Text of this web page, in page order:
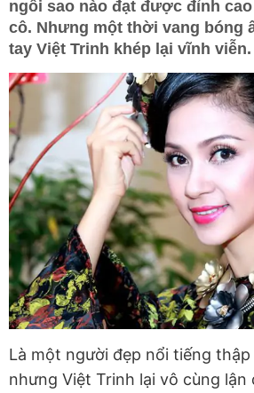
ngôi sao nào đạt được đỉnh
cô. Nhưng một thời vang bóng
tay Việt Trinh khép lại vĩnh viễn.
Là một người đẹp nổi tiếng
nhưng Việt Trinh lại vô cùng